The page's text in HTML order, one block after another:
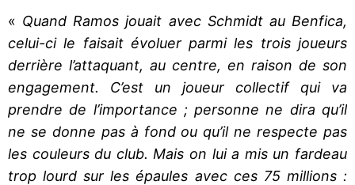
« Quand Ramos jouait avec Schmidt au Benfica,
celui-ci le faisait évoluer parmi les trois joueurs
derrière l’attaquant, au centre, en raison de son
engagement. C’est un joueur collectif qui va
prendre de l’importance ; personne ne dira qu’il
ne se donne pas à fond ou qu’il ne respecte pas
les couleurs du club. Mais on lui a mis un fardeau
trop lourd sur les épaules avec ces 75 millions :